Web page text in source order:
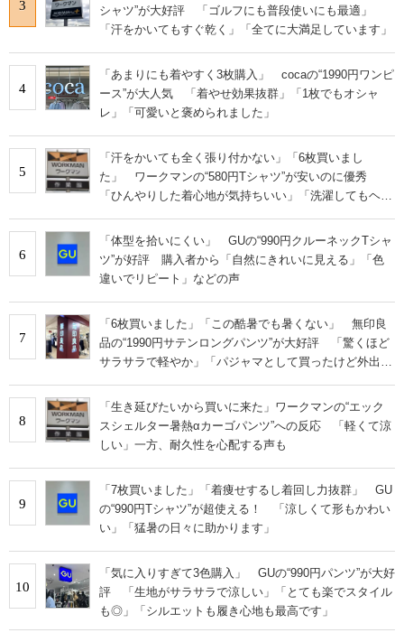
3
シャツ”が大好評 「ゴルフにも普段使いにも最適」
「汗をかいてもすぐ乾く」「全てに大満足しています」
4
「あまりにも着やすく3枚購入」 cocaの“1990円ワンピ
ース”が大人気 「着やせ効果抜群」「1枚でもオシャ
レ」「可愛いと褒められました」
5
「汗をかいても全く張り付かない」「6枚買いまし
た」 ワークマンの“580円Tシャツ”が安いのに優秀
「ひんやりした着心地が気持ちいい」「洗濯してもヘタ
6
「体型を拾いにくい」 GUの“990円クルーネックTシャ
ツ”が好評 購入者から「自然にきれいに見える」「色
違いでリピート」などの声
7
「6枚買いました」「この酷暑でも暑くない」 無印良
品の“1990円サテンロングパンツ”が大好評 「驚くほど
サラサラで軽やか」「パジャマとして買ったけど外出用
8
「生き延びたいから買いに来た」ワークマンの“エック
スシェルター暑熱αカーゴパンツ”への反応 「軽くて涼
しい」一方、耐久性を心配する声も
9
「7枚買いました」「着痩せするし着回し力抜群」 GU
の“990円Tシャツ”が超使える！ 「涼しくて形もかわい
い」「猛暑の日々に助かります」
10
「気に入りすぎて3色購入」 GUの“990円パンツ”が大好
評 「生地がサラサラで涼しい」「とても楽でスタイル
も◎」「シルエットも履き心地も最高です」